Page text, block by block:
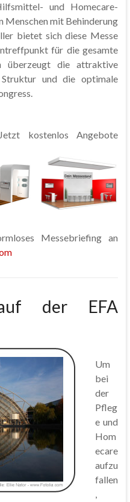
und Homecare-
Menschen mit Behinderung
bietet sich diese Messe
für die gesamte
überzeugt die attraktive
und die optimale
kostenlos Angebote
Messebriefing an
der EFA
Um
bei
der
Pfleg
e und
Hom
ecare
aufzu
fallen
,